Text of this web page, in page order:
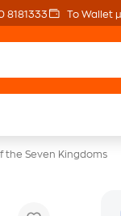
8181333 Το Wallet
Δωρεάν
the Seven Kingdoms